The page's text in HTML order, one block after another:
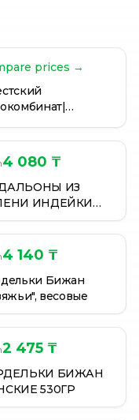
prices →
сорта
говядина),
4 080 ₸
ИЗ
ИНДЕЙКИ
ВАК/УП ВЕС
4 140 ₸
Бижан
весовые
2 475 ₸
БИЖАН
530ГР
В/Упак.